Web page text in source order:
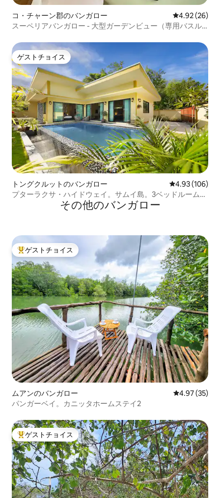
コ・チャーン郡のバンガロー レビュー26
4.92 (26)
スーペリアバンガロー - 大型ガーデンビュー（専用バスル
ゲストチョイス
ゲストチョイス
トングクルットのバンガロー レビュー106
4.93 (106)
プターラクサ・ハイドウェイ。サムイ島。3ベッドルームプ
その他のバンガロー
大好評のゲストチョイスです。
ゲストチョイス
ムアンのバンガロー レビュー35
4.97 (35)
パンガーベイ。カニッタホームステイ2
大好評のゲストチョイスです。
ゲストチョイス